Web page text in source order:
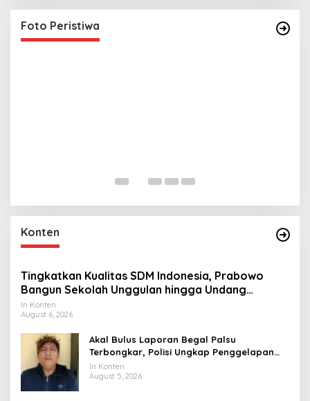
Foto Peristiwa
Penembakan Senjata Khusus TNI
In Foto Peristiwa |
Konten
Tingkatkan Kualitas SDM Indonesia, Prabowo
Bangun Sekolah Unggulan hingga Undang
Universitas Terbaik Dunia
In Konten
August 6, 2026
Akal Bulus Laporan Begal Palsu
Terbongkar, Polisi Ungkap Penggelapan
Uang Perusahaan untuk Crypto
In Konten
August 5, 2026